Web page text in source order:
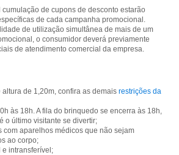
cumulação de cupons de desconto estarão
de cada campanha promocional.
de utilização simultânea de mais de um
o consumidor deverá previamente
de atendimento comercial da empresa.
altura de 1,20m, confira as demais restrições da
às 18h. A fila do brinquedo se encerra às 18h,
o último visitante se divertir;
com aparelhos médicos que não sejam
ao corpo;
e intransferível;